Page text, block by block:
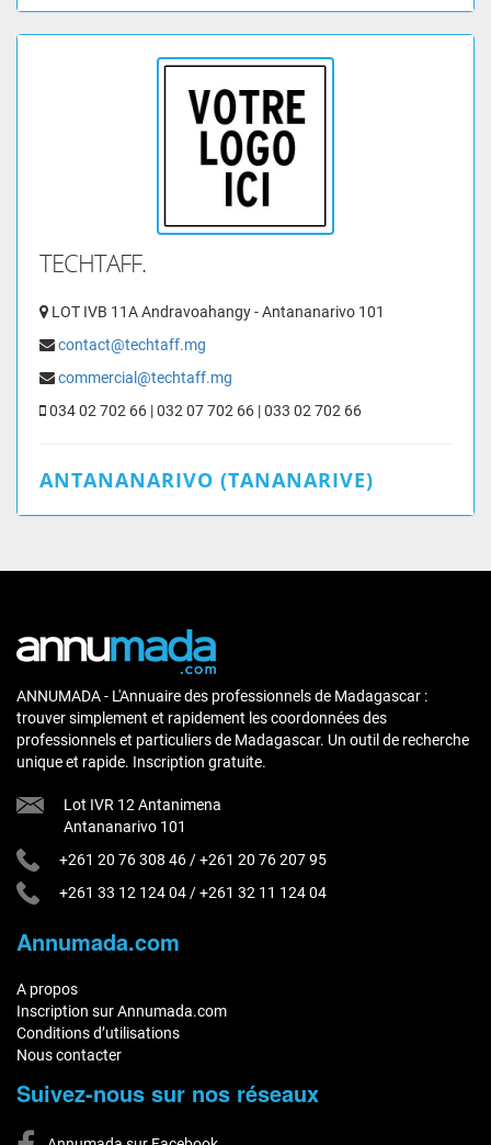
TECHTAFF.
LOT IVB 11A Andravoahangy - Antananarivo 101
contact@techtaff.mg
commercial@techtaff.mg
034 02 702 66 | 032 07 702 66 | 033 02 702 66
ANTANANARIVO (TANANARIVE)
ANNUMADA - L'Annuaire des professionnels de Madagascar :
trouver simplement et rapidement les coordonnées des
professionnels et particuliers de Madagascar. Un outil de recherche
unique et rapide. Inscription gratuite.
Lot IVR 12 Antanimena
Antananarivo 101
+261 20 76 308 46 /+261 20 76 207 95
+261 33 12 124 04 /+261 32 11 124 04
Annumada.com
A propos
Inscription sur Annumada.com
Conditions d’utilisations
Nous contacter
Suivez-nous sur nos réseaux